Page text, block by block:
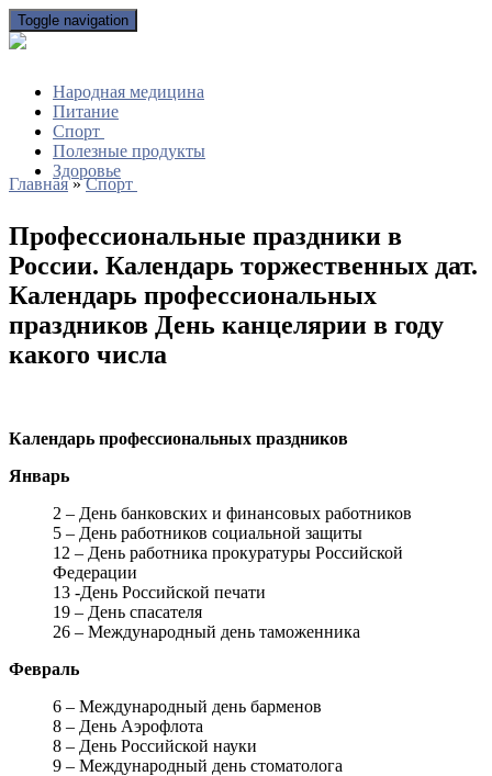
Toggle navigation
Народная медицина
Питание
Спорт
Полезные продукты
Здоровье
Главная»Спорт
Профессиональные праздники в
России. Календарь торжественных дат.
Календарь профессиональных
праздников День канцелярии в году
какого числа
Календарь профессиональных праздников
Январь
2 – День банковских и финансовых работников
5 – День работников социальной защиты
12 – День работника прокуратуры Российской
Федерации
13 -День Российской печати
19 – День спасателя
26 – Международный день таможенника
Февраль
6 – Международный день барменов
8 – День Аэрофлота
8 – День Российской науки
9 – Международный день стоматолога